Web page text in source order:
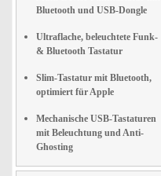
Bluetooth und USB-Dongle
Ultraflache, beleuchtete Funk-
& Bluetooth Tastatur
Slim-Tastatur mit Bluetooth,
optimiert für Apple
Mechanische USB-Tastaturen
mit Beleuchtung und Anti-
Ghosting